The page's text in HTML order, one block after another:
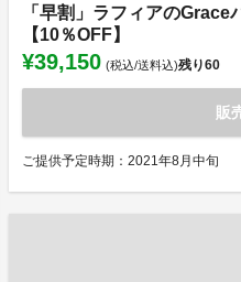
「早割」ラフィアのGrace
【10％OFF】
¥39,150 (税込/送料込)残り60
販
ご提供予定時期：2021年8月中旬